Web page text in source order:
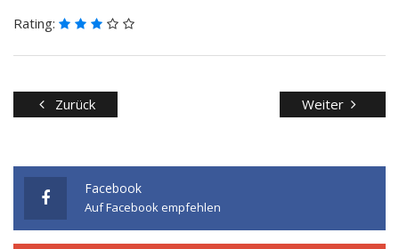
Rating:
Zurück Weiter
Facebook
Auf Facebook empfehlen